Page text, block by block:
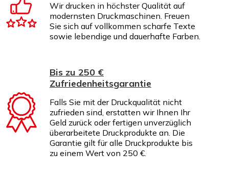
Wir drucken in höchster Qualität auf
modernsten Druckmaschinen. Freuen
Sie sich auf vollkommen scharfe Texte
sowie lebendige und dauerhafte Farben.
Bis zu 250 €
Zufriedenheitsgarantie
Falls Sie mit der Druckqualität nicht
zufrieden sind, erstatten wir Ihnen Ihr
Geld zurück oder fertigen unverzüglich
überarbeitete Druckprodukte an. Die
Garantie gilt für alle Druckprodukte bis
zu einem Wert von 250 €.